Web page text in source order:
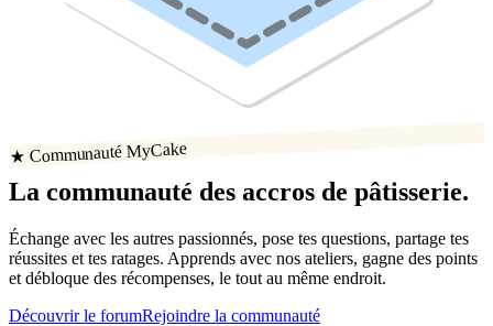
★ Communauté MyCake
La communauté des accros de pâtisserie.
Échange avec les autres passionnés, pose tes questions, partage tes
réussites et tes ratages. Apprends avec nos ateliers, gagne des points
et débloque des récompenses, le tout au même endroit.
Découvrir le forumRejoindre la communauté